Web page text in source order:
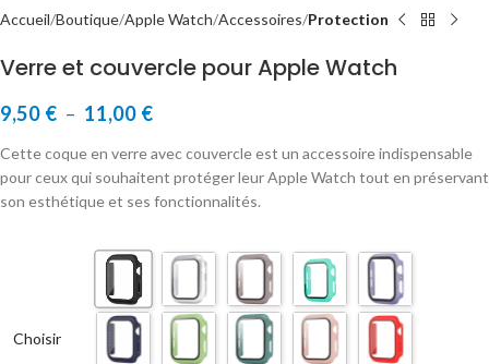
Accueil Boutique Apple Watch Accessoires Protection
Verre et couvercle pour Apple Watch
9,50 € – 11,00 €
Cette coque en verre avec couvercle est un accessoire indispensable
pour ceux qui souhaitent protéger leur Apple Watch tout en préservant
son esthétique et ses fonctionnalités.
Choisir